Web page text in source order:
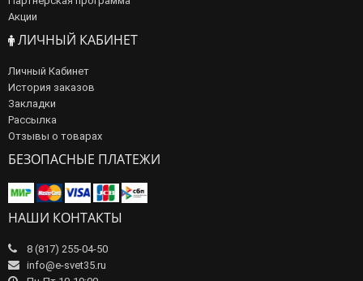
Акции
ЛИЧНЫЙ КАБИНЕТ
Личный Кабинет
История заказов
Закладки
Рассылка
Отзывы о товарах
БЕЗОПАСНЫЕ ПЛАТЕЖИ
НАШИ КОНТАКТЫ
8 (817) 255-04-50
info@e-svet35.ru